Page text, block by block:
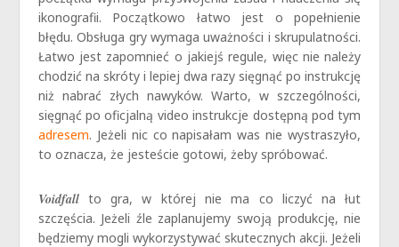
ikonografii. Początkowo łatwo jest o popełnienie
błędu. Obsługa gry wymaga uważności i skrupulatności.
Łatwo jest zapomnieć o jakiejś regule, więc nie należy
chodzić na skróty i lepiej dwa razy sięgnąć po instrukcję
niż nabrać złych nawyków. Warto, w szczególności,
sięgnąć po oficjalną video instrukcje dostępną pod tym
adresem. Jeżeli nic co napisałam was nie wystraszyło,
to oznacza, że jesteście gotowi, żeby spróbować.
Voidfall to gra, w której nie ma co liczyć na łut
szczęścia. Jeżeli źle zaplanujemy swoją produkcję, nie
będziemy mogli wykorzystywać skutecznych akcji. Jeżeli